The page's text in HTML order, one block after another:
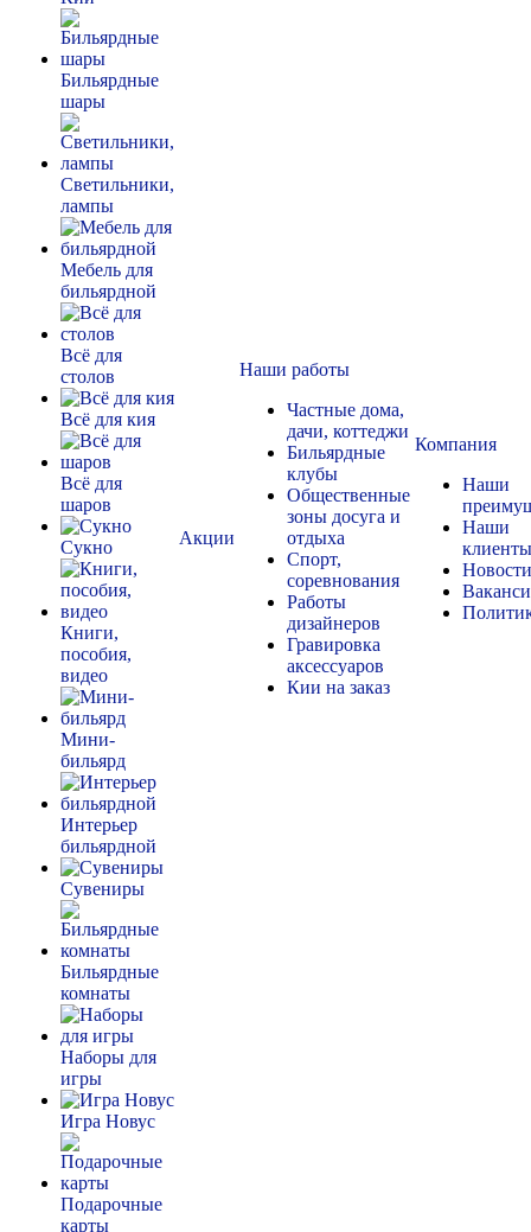
Бильярдные
шары
Светильники,
лампы
Мебель для
бильярдной
Всё для
столов
Всё для кия
Всё для
шаров
Сукно
Книги,
пособия,
видео
Мини-
бильярд
Интерьер
бильярдной
Сувениры
Бильярдные
комнаты
Наборы для
игры
Игра Новус
Подарочные
карты
Акции
Наши работы
Частные дома,
дачи, коттеджи
Бильярдные
клубы
Общественные
зоны досуга и
отдыха
Спорт,
соревнования
Работы
дизайнеров
Гравировка
аксессуаров
Кии на заказ
Компания
Наши
Наши
клиенты
Новости